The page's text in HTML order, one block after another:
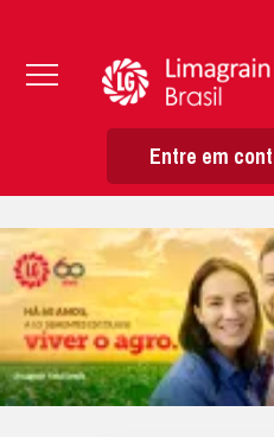
Entre em